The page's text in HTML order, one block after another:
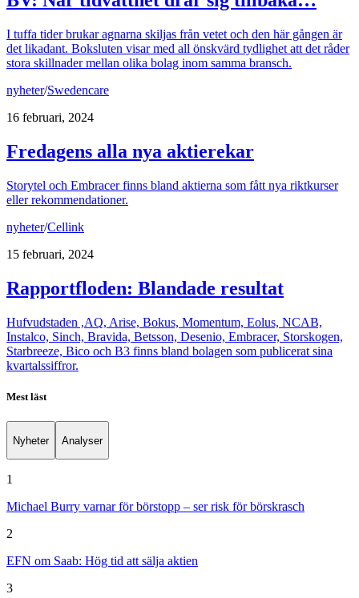
I tuffa tider brukar agnarna skiljas från vetet och den här gången är
det likadant. Boksluten visar med all önskvärd tydlighet att det råder
stora skillnader mellan olika bolag inom samma bransch.
nyheter/Swedencare
16 februari, 2024
Fredagens alla nya aktierekar
Storytel och Embracer finns bland aktierna som fått nya riktkurser
eller rekommendationer.
nyheter/Cellink
15 februari, 2024
Rapportfloden: Blandade resultat
Hufvudstaden ,AQ, Arise, Bokus, Momentum, Eolus, NCAB,
Instalco, Sinch, Bravida, Betsson, Desenio, Embracer, Storskogen,
Starbreeze, Bico och B3 finns bland bolagen som publicerat sina
kvartalssiffror.
Mest läst
Nyheter Analyser
1
Michael Burry varnar för börstopp – ser risk för börskrasch
2
EFN om Saab: Hög tid att sälja aktien
3